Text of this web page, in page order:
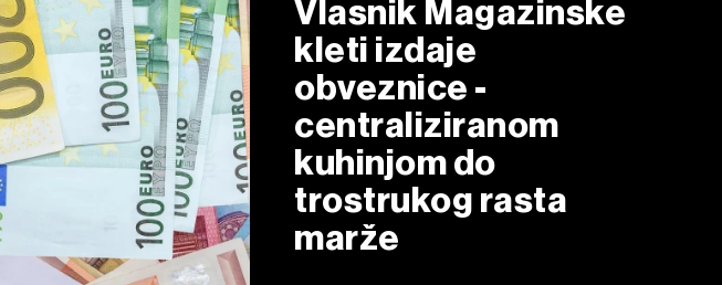
Vlasnik Magazinske
kleti izdaje
obveznice -
centraliziranom
kuhinjom do
trostrukog rasta
marže